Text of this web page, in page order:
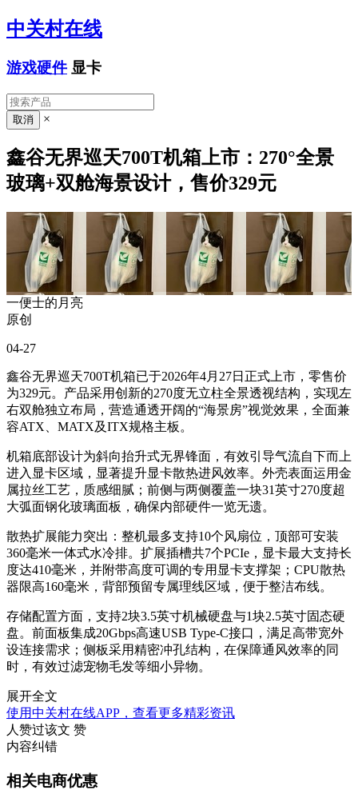
中关村在线
游戏硬件 显卡
×
鑫谷无界巡天700T机箱上市：270°全景
玻璃+双舱海景设计，售价329元
一便士的月亮
原创
04-27
鑫谷无界巡天700T机箱已于2026年4月27日正式上市，零售价
为329元。产品采用创新的270度无立柱全景透视结构，实现左
右双舱独立布局，营造通透开阔的“海景房”视觉效果，全面兼
容ATX、MATX及ITX规格主板。
机箱底部设计为斜向抬升式无界锋面，有效引导气流自下而上
进入显卡区域，显著提升显卡散热进风效率。外壳表面运用金
属拉丝工艺，质感细腻；前侧与两侧覆盖一块31英寸270度超
大弧面钢化玻璃面板，确保内部硬件一览无遗。
散热扩展能力突出：整机最多支持10个风扇位，顶部可安装
360毫米一体式水冷排。扩展插槽共7个PCIe，显卡最大支持长
度达410毫米，并附带高度可调的专用显卡支撑架；CPU散热
器限高160毫米，背部预留专属理线区域，便于整洁布线。
存储配置方面，支持2块3.5英寸机械硬盘与1块2.5英寸固态硬
盘。前面板集成20Gbps高速USB Type-C接口，满足高带宽外
设连接需求；侧板采用精密冲孔结构，在保障通风效率的同
时，有效过滤宠物毛发等细小异物。
展开全文
使用中关村在线APP，查看更多精彩资讯
人赞过该文 赞
内容纠错
相关电商优惠